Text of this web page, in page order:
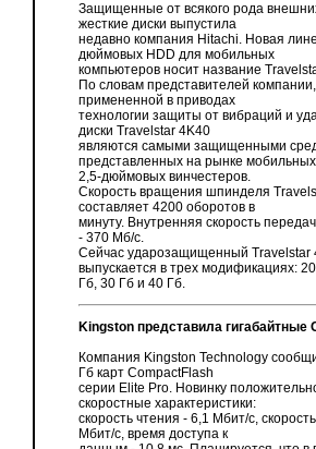
Защищенные от всякого рода
жесткие диски выпустила
недавно компания Hitachi. Новая
дюймовых HDD для мобильных
компьютеров носит название
По словам представителей
примененной в приводах
технологии защиты от вибраций и
диски Travelstar 4K40
являются самыми защищенными
представленных на рынке мобильных
2,5-дюймовых винчестеров.
Скорость вращения шпинделя
составляет 4200 оборотов в
минуту. Внутренняя скорость
- 370 Мб/с.
Сейчас ударозащищенный Travelstar
выпускается в трех модификациях: 20
Гб, 30 Гб и 40 Гб.
Kingston представила гигабайтные
Компания Kingston Technology
Гб карт CompactFlash
серии Elite Pro. Новинку
скоростные характеристики:
скорость чтения - 6,1 Мбит/с,
Мбит/с, время доступа к